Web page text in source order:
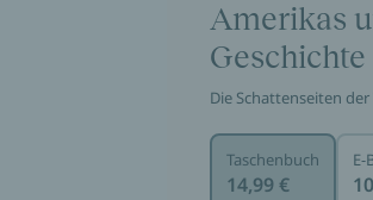
Amerikas
Geschichte
Die Schattenseiten
Taschenbuch
14,99 €
E-